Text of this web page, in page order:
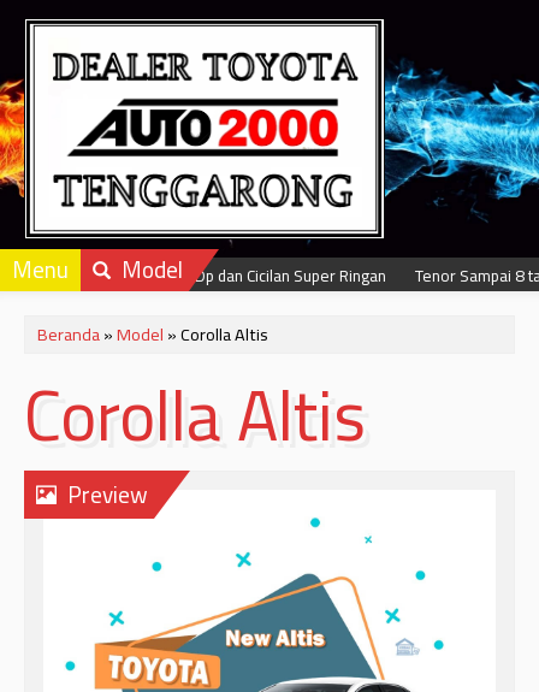
Dapatkan Dp dan Cicilan Super Ringan Tenor Sampai 8
Menu Model
Beranda»Model» Corolla Altis
Corolla Altis
Preview